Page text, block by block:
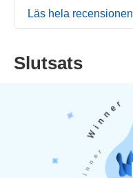
Läs hela recensionen
Slutsats